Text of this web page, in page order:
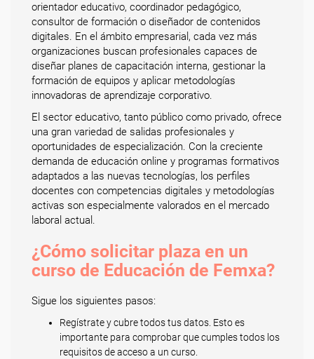
orientador educativo, coordinador pedagógico,
consultor de formación o diseñador de contenidos
digitales. En el ámbito empresarial, cada vez más
organizaciones buscan profesionales capaces de
diseñar planes de capacitación interna, gestionar la
formación de equipos y aplicar metodologías
innovadoras de aprendizaje corporativo.
El sector educativo, tanto público como privado, ofrece
una gran variedad de salidas profesionales y
oportunidades de especialización. Con la creciente
demanda de educación online y programas formativos
adaptados a las nuevas tecnologías, los perfiles
docentes con competencias digitales y metodologías
activas son especialmente valorados en el mercado
laboral actual.
¿Cómo solicitar plaza en un
curso de Educación de Femxa?
Sigue los siguientes pasos:
Regístrate y cubre todos tus datos. Esto es
importante para comprobar que cumples todos los
requisitos de acceso a un curso.